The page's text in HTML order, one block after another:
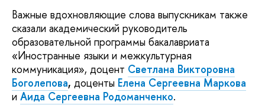
Важные вдохновляющие слова выпускникам также
сказали академический руководитель
образовательной программы бакалавриата
«Иностранные языки и межкультурная
коммуникация», доцент Светлана Викторовна
Боголепова, доценты Елена Сергеевна Маркова
и Аида Сергеевна Родоманченко.